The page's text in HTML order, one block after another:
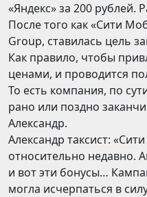
«Яндекс» за 200 рублей.
После того как «Сити
Group, ставилась цель
Как правило, чтобы
ценами, и проводится
То есть компания, по
рано или поздно
Александр.
Александр таксист:
относительно недавно.
и вот эти бонусы…
могла исчерпаться в